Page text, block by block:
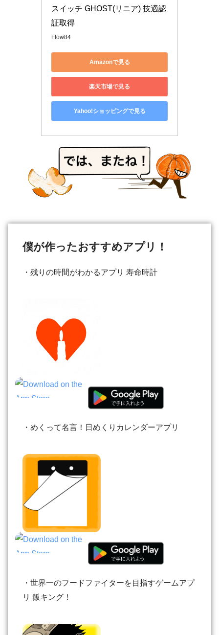
スイッチ GHOST(リニア) 技適認
証取得
Flow84
Amazonで見る
楽天市場で見る
Yahoo!ショッピングで見る
僕が作ったおすすめアプリ！
・残りの時間がわかるアプリ 寿命時計
・めくって名言！日めくりカレンダーアプリ
・世界一のフードファイターを目指すゲームアプ
リ 飯キング！